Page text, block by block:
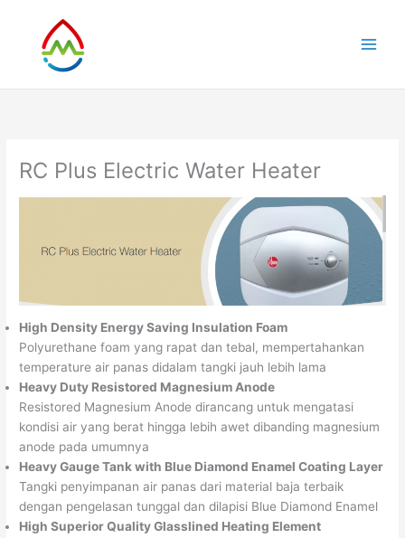
content
RC Plus Electric Water Heater
High Density Energy Saving Insulation Foam
Polyurethane foam yang rapat dan tebal, mempertahankan
temperature air panas didalam tangki jauh lebih lama
Heavy Duty Resistored Magnesium Anode
Resistored Magnesium Anode dirancang untuk mengatasi
kondisi air yang berat hingga lebih awet dibanding magnesium
anode pada umumnya
Heavy Gauge Tank with Blue Diamond Enamel Coating Layer
Tangki penyimpanan air panas dari material baja terbaik
dengan pengelasan tunggal dan dilapisi Blue Diamond Enamel
High Superior Quality Glasslined Heating Element